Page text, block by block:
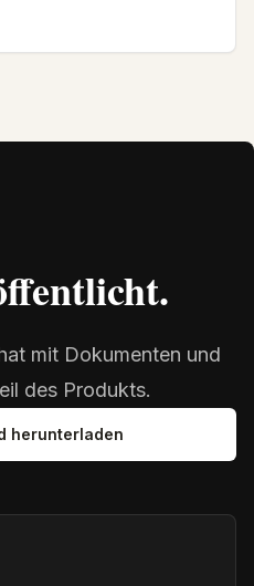
mit Dokumenten und
des Produkts.
herunterladen